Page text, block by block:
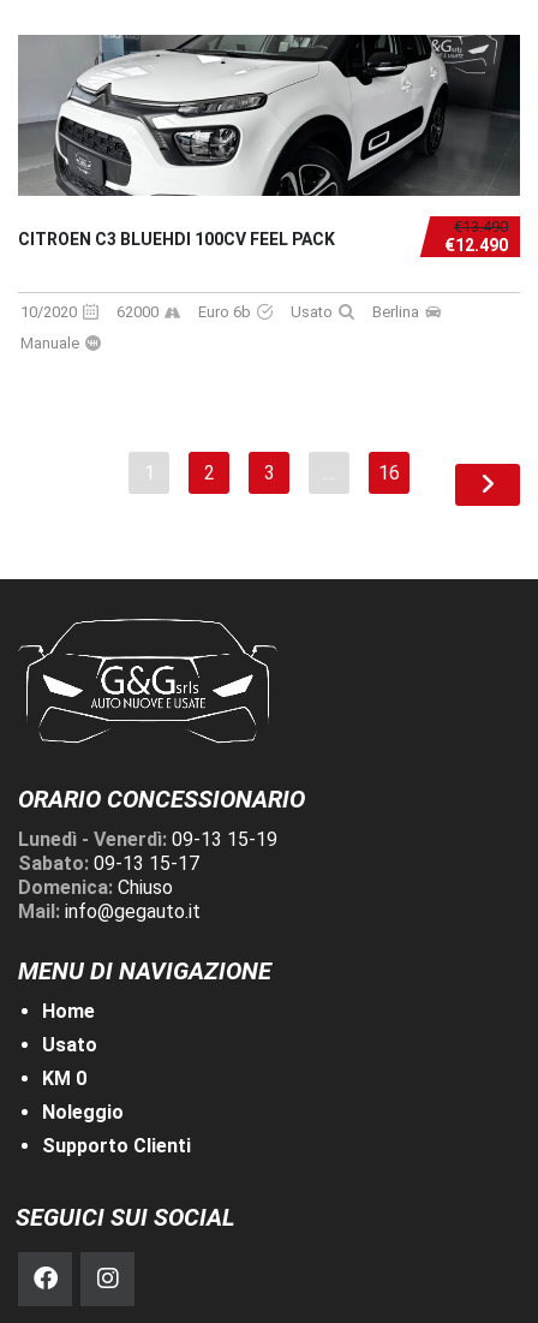
€13.490
€12.490
CITROEN C3 BLUEHDI 100CV FEEL PACK
10/2020 62000 Euro 6b Usato
Berlina
Manuale
1 2 3 … 16
ORARIO CONCESSIONARIO
Lunedì - Venerdì: 09-13 15-19
Sabato: 09-13 15-17
Domenica: Chiuso
Mail: info@gegauto.it
MENU DI NAVIGAZIONE
Home
Usato
KM 0
Noleggio
Supporto Clienti
SEGUICI SUI SOCIAL